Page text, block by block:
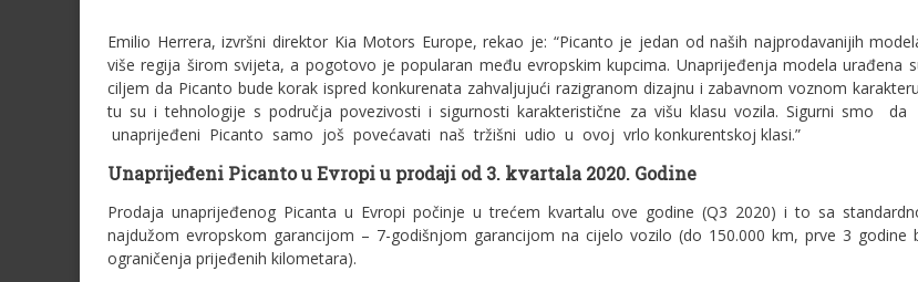
Emilio Herrera, izvršni direktor Kia Motors Europe, rekao je: “Picanto je jedan od naših najprodavanijih
više regija širom svijeta, a pogotovo je popularan među evropskim kupcima. Unaprijeđenja modela urađena
ciljem da Picanto bude korak ispred konkurenata zahvaljujući razigranom dizajnu i zabavnom voznom
tu su i tehnologije s područja povezivosti i sigurnosti karakteristične za višu klasu vozila. Sigurni smo
unaprijeđeni Picanto samo još povećavati naš tržišni udio u ovoj vrlo konkurentskoj klasi.”
Unaprijeđeni Picanto u Evropi u prodaji od 3. kvartala 2020. Godine
Prodaja unaprijeđenog Picanta u Evropi počinje u trećem kvartalu ove godine (Q3 2020) i to sa
najdužom evropskom garancijom – 7-godišnjom garancijom na cijelo vozilo (do 150.000 km, prve 3 godine
ograničenja prijeđenih kilometara).